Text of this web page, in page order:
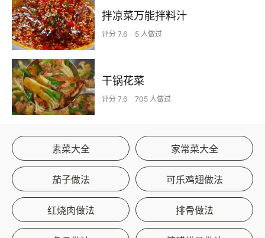
拌凉菜万能拌料汁
评分 7.6 5 人做过
干锅花菜
评分 7.6 705 人做过
素菜大全 家常菜大全
茄子做法 可乐鸡翅做法
红烧肉做法 排骨做法